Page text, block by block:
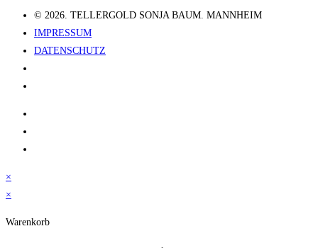
© 2026. TELLERGOLD SONJA BAUM. MANNHEIM
IMPRESSUM
DATENSCHUTZ
×
×
Warenkorb